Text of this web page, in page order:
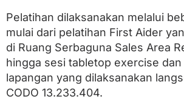
m
u
l
a
s
i
P
e
Pelatihan dilaksanakan melalui
mulai dari pelatihan First Aider
di Ruang Serbaguna Sales Area
hingga sesi tabletop exercise dan
lapangan yang dilaksanakan
CODO 13.233.404.